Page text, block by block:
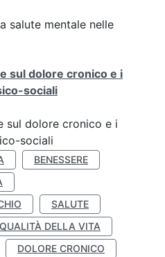
salute mentale nelle
sul dolore cronico e i
sociali
sul dolore cronico e i
sociali
BENESSERE
SALUTE
QUALITÀ DELLA VITA
DOLORE CRONICO